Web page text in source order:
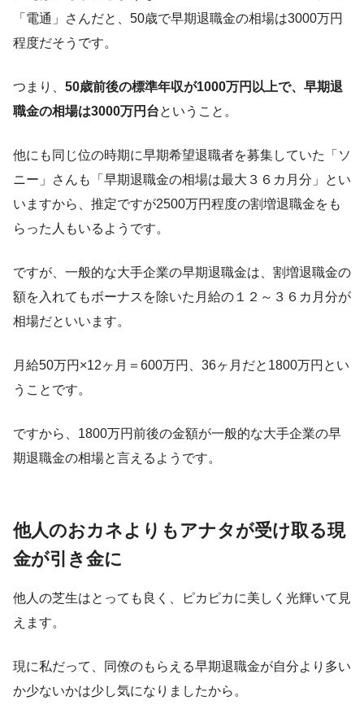
「電通」さんだと、50歳で早期退職金の相場は3000万円
程度だそうです。
つまり、 50歳前後の標準年収が1000万円以上で、早期退
職金の相場は3000万円台ということ。
他にも同じ位の時期に早期希望退職者を募集していた「ソ
ニー」さんも「早期退職金の相場は最大３６カ月分」とい
いますから、推定ですが2500万円程度の割増退職金をも
らった人もいるようです。
ですが、一般的な大手企業の早期退職金は、割増退職金の
額を入れてもボーナスを除いた月給の１２～３６カ月分が
相場だといいます。
月給50万円×12ヶ月＝600万円、36ヶ月だと1800万円とい
うことです。
ですから、1800万円前後の金額が一般的な大手企業の早
期退職金の相場と言えるようです。
他人のおカネよりもアナタが受け取る現
金が引き金に
他人の芝生はとっても良く、ピカピカに美しく光輝いて見
えます。
現に私だって、同僚のもらえる早期退職金が自分より多い
か少ないかは少し気になりましたから。